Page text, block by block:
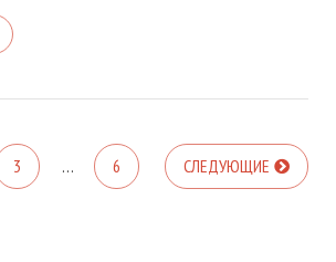
3 … 6 СЛЕДУЮЩИЕ